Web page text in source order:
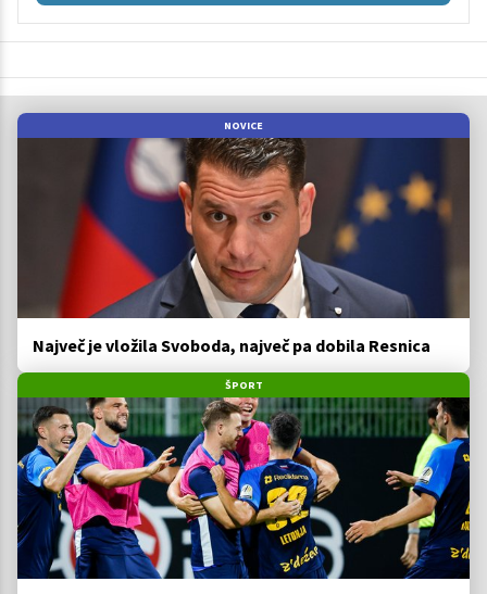
NOVICE
Največ je vložila Svoboda, največ pa dobila Resnica
ŠPORT